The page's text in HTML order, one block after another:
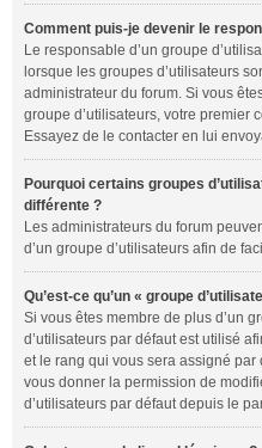
Comment puis-je devenir le
Le responsable d’un groupe
lorsque les groupes d’utilisateurs
administrateur du forum. Si vous
groupe d’utilisateurs, votre premier
Essayez de le contacter en lui
Pourquoi certains groupes
différente ?
Les administrateurs du forum
d’un groupe d’utilisateurs afin de
Qu’est-ce qu’un « groupe
Si vous êtes membre de plus d’un
d’utilisateurs par défaut est utilisé
et le rang qui vous sera assigné par
vous donner la permission de
d’utilisateurs par défaut depuis le